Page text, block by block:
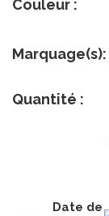
Couleur :
Marquage(s):
Quantité :
Date de